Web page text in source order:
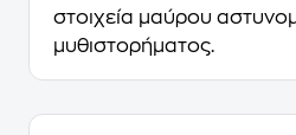
στοιχεία μαύρου
μυθιστορήματος.